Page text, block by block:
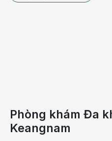
Phòng khám Đa
Keangnam